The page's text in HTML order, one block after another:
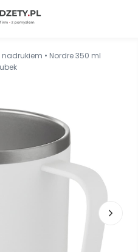
nadrukiem • Nordre 350 ml